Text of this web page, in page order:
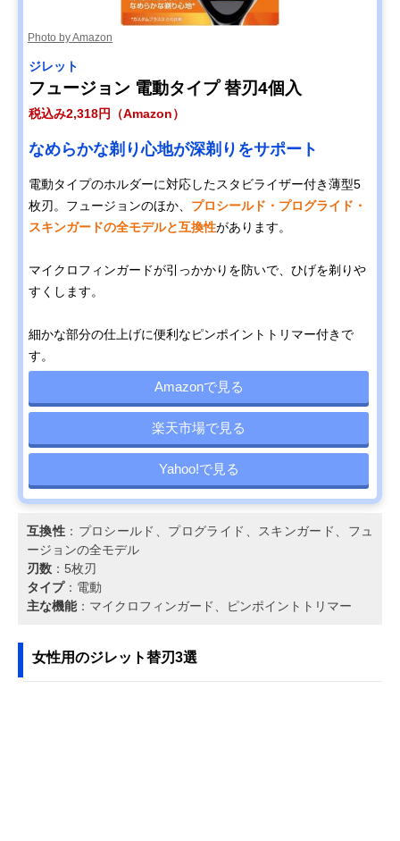
Photo by Amazon
ジレット
フュージョン 電動タイプ 替刃4個入
税込み2,318円（Amazon）
なめらかな剃り心地が深剃りをサポート
電動タイプのホルダーに対応したスタビライザー付き薄型5
枚刃。フュージョンのほか、 プロシールド・プログライド・
スキンガードの全モデルと互換性があります。
マイクロフィンガードが引っかかりを防いで、ひげを剃りや
すくします。
細かな部分の仕上げに便利なピンポイントトリマー付きで
す。
Amazonで見る
楽天市場で見る
Yahoo!で見る
互換性 ：プロシールド、プログライド、スキンガード、フュ
ージョンの全モデル
刃数 ：5枚刃
タイプ：電動
主な機能：マイクロフィンガード、ピンポイントトリマー
女性用のジレット替刃3選